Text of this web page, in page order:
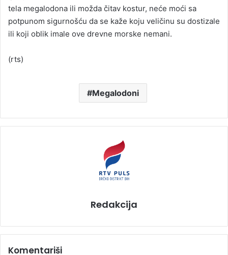
tela megalodona ili možda čitav kostur, neće moći sa
potpunom sigurnošću da se kaže koju veličinu su dostizale
ili koji oblik imale ove drevne morske nemani.
(rts)
Megalodoni
Redakcija
Komentariši